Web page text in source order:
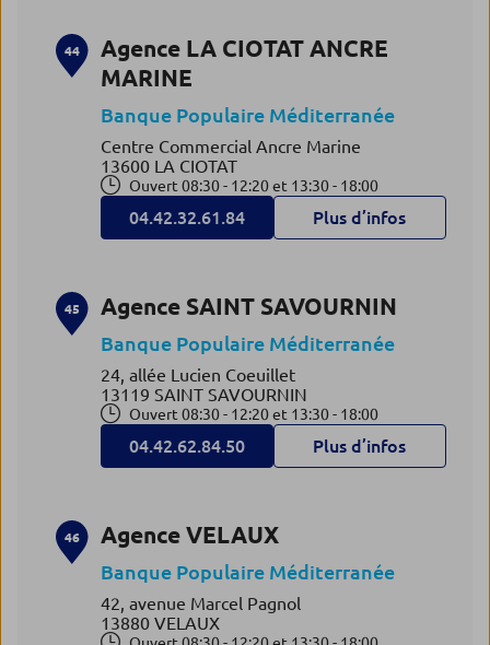
44
Agence LA CIOTAT ANCRE
MARINE
Banque Populaire Méditerranée
Centre Commercial Ancre Marine
13600 LA CIOTAT
Ouvert 08:30 - 12:20 et 13:30 - 18:00
04.42.32.61.84 Plus d’infos
45 Agence SAINT SAVOURNIN
Banque Populaire Méditerranée
24, allée Lucien Coeuillet
13119 SAINT SAVOURNIN
Ouvert 08:30 - 12:20 et 13:30 - 18:00
04.42.62.84.50 Plus d’infos
46 Agence VELAUX
Banque Populaire Méditerranée
42, avenue Marcel Pagnol
13880 VELAUX